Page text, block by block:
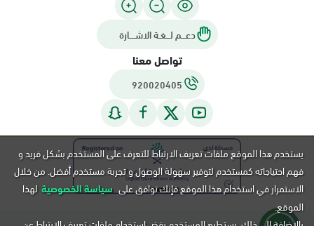
دعـــم لـــغـة الاشــــارة
تواصل معنا
920020405
يستخدم هذا الموقع ملفات تعريف الارتباط للتعرف على المستخدم بشكل فريد و
فهم احتياجاته كمستخدم لتوفير سهولة الوصول و تجربة مستخدم أفضل. من خلال
الاستمرار في استخدام هذا الموقع فإنك توافق على سياسة الخصوصية لهذا
الموقع.